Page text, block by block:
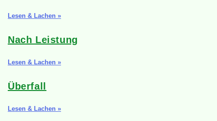
Lesen & Lachen »
Nach Leistung
Lesen & Lachen »
Überfall
Lesen & Lachen »